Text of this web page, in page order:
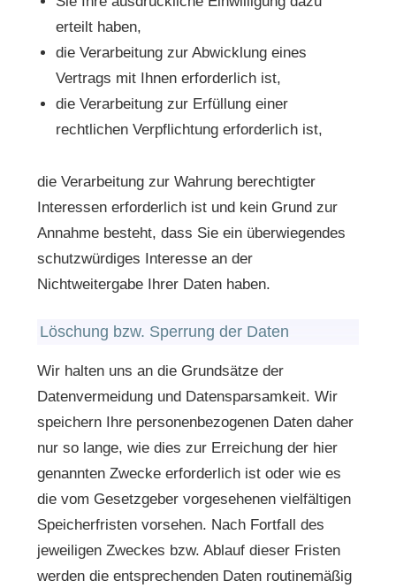
erteilt haben,
die Verarbeitung zur Abwicklung eines
Vertrags mit Ihnen erforderlich ist,
die Verarbeitung zur Erfüllung einer
rechtlichen Verpflichtung erforderlich ist,
die Verarbeitung zur Wahrung berechtigter
Interessen erforderlich ist und kein Grund zur
Annahme besteht, dass Sie ein überwiegendes
schutzwürdiges Interesse an der
Nichtweitergabe Ihrer Daten haben.
Löschung bzw. Sperrung der Daten
Wir halten uns an die Grundsätze der
Datenvermeidung und Datensparsamkeit. Wir
speichern Ihre personenbezogenen Daten daher
nur so lange, wie dies zur Erreichung der hier
genannten Zwecke erforderlich ist oder wie es
die vom Gesetzgeber vorgesehenen vielfältigen
Speicherfristen vorsehen. Nach Fortfall des
jeweiligen Zweckes bzw. Ablauf dieser Fristen
werden die entsprechenden Daten routinemäßig